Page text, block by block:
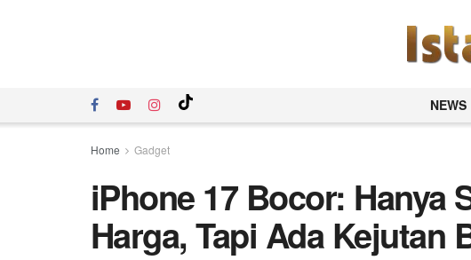
NEWS
Home Gadget
iPhone 17 Bocor: Hanya
Harga, Tapi Ada Kejutan